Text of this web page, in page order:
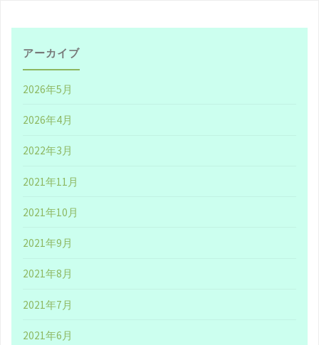
アーカイブ
2026年5月
2026年4月
2022年3月
2021年11月
2021年10月
2021年9月
2021年8月
2021年7月
2021年6月